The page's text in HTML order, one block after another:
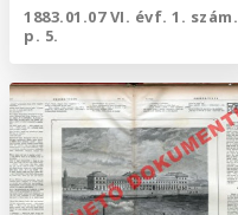
1883.01.07 VI. évf. 1. szám.
p. 5.